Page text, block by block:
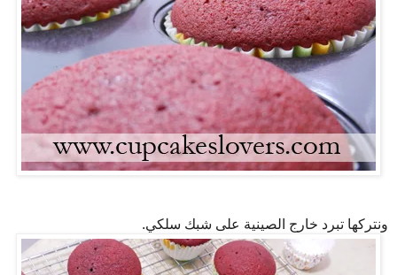
ونتركها تبرد خارج الصينية على شبك سلكي.